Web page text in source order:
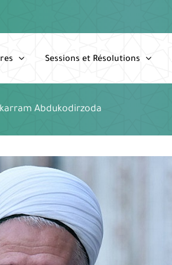
Sessions et Résolutions
Abdukodirzoda